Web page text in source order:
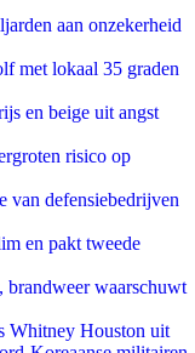
aan onzekerheid
met lokaal 35 graden
en beige uit angst
risico op
van defensiebedrijven
en pakt tweede
brandweer waarschuwt
Whitney Houston uit